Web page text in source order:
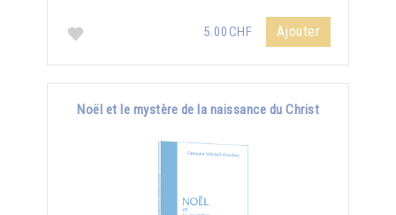
5.00CHF Ajouter
Noël et le mystère de la naissance du Christ